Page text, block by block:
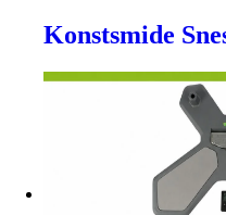
Konstsmide